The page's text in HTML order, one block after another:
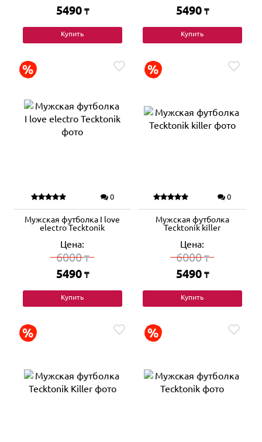
5490 ₸
Купить
5490 ₸
Купить
0
Мужская футболка I love
electro Tecktonik
Цена:
6000₸
5490 ₸
Купить
0
Мужская футболка
Tecktonik killer
Цена:
6000₸
5490 ₸
Купить